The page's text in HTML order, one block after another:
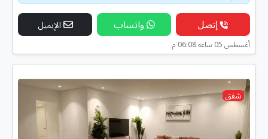
إتصل واتساب الإيميل
أغسطس 05 ساعه 06:08 م
شقق